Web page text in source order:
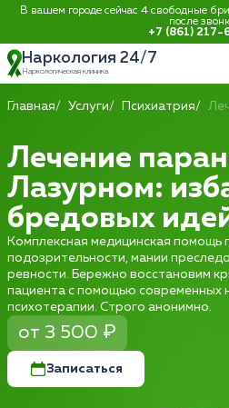
В вашем городе сейчас 4 свободные
после
+7 (861) 217-
Наркология 24/7
Наркологическая клиника
Главная Услуги Психиатрия
Лечение
Лазурном:
бредовых
Комплексная медицинская помощь
подозрительности, мании
ревности. Бережно восстановим
пациента с помощью современных
психотерапии. Строго анонимно.
от 3 500 ₽
Записаться